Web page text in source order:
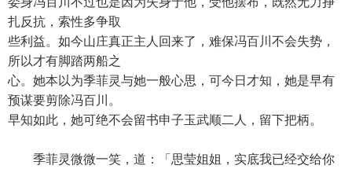
扎反抗，索性多争取
些利益。如今山庄真正主人回来了，难保冯百川不会失势，
所以才有脚踏两船之
心。她本以为季菲灵与她一般心思，可今日才知，她是早有
预谋要剪除冯百川。
早知如此，她可绝不会留书申子玉武顺二人，留下把柄。
季菲灵微微一笑，道：「思莹姐姐，实底我已经交给你